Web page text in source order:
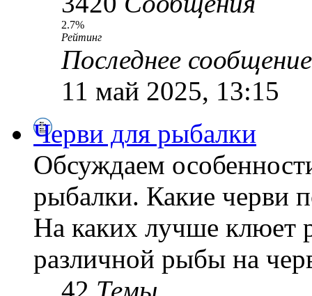
2.7%
Рейтинг
Последнее сообщение
11 май 2025, 13:15
Черви для рыбалки
Обсуждаем
рыбалки. Какие черви
На каких лучше клюет
различной рыбы на